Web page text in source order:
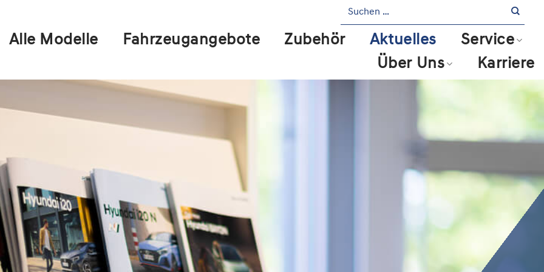
Alle Modelle Fahrzeugangebote Zubehör Aktuelles
Service
Über Uns
Karriere